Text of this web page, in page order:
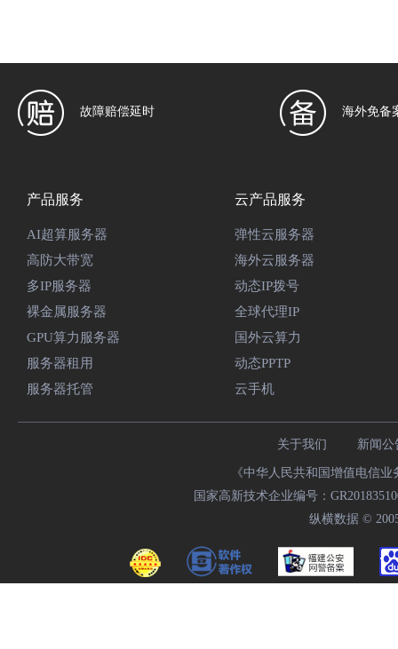
故障赔偿延时 海外免备
产品服务
AI超算服务器
高防大带宽
多IP服务器
裸金属服务器
GPU算力服务器
服务器租用
服务器托管
云产品服务
弹性云服务器
海外云服务器
动态IP拨号
全球代理IP
国外云算力
动态PPTP
云手机
关于我们 新闻公
《中华人民共和国增值电信
国家高新技术企业编号：
纵横数据 ©